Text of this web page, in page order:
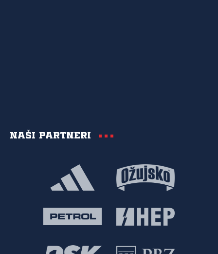
Naši partneri